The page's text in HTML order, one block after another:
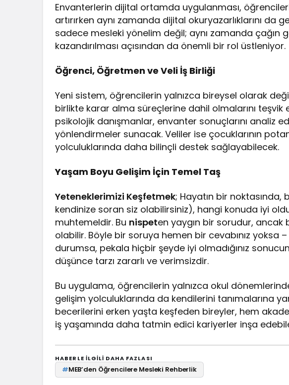
Envanterlerin dijital ortamda uygulanması,
artırırken aynı zamanda dijital okuryazarlıklarını da
sadece mesleki yönelim değil; aynı zamanda çağın
kazandırılması açısından da önemli bir rol üstleniyor.
Öğrenci, Öğretmen ve Veli İş Birliği
Yeni sistem, öğrencilerin yalnızca bireysel olarak
birlikte karar alma süreçlerine dahil olmalarını
psikolojik danışmanlar, envanter sonuçlarını analiz
yönlendirmeler sunacak. Veliler ise çocuklarının
yolculuklarında daha bilinçli destek sağlayabilecek.
Yaşam Boyu Gelişim İçin Temel Taş
Yeteneklerimizi Keşfetmek; Hayatın bir
kendinize soran siz olabilirsiniz), hangi konuda iyi
muhtemeldir. Bu nispeten yaygın bir sorudur, ancak
olabilir. Böyle bir soruya hemen bir cevabınız yoksa
durumsa, pekala hiçbir şeyde iyi olmadığınız
düşünce tarzı zararlı ve verimsizdir.
Bu uygulama, öğrencilerin yalnızca okul
gelişim yolculuklarında da kendilerini tanımalarına
becerilerini erken yaşta keşfeden bireyler, hem
iş yaşamında daha tatmin edici kariyerler inşa
HABERLE ILGILI DAHA FAZLASI
#MEB’den Öğrencilere Mesleki Rehberlik